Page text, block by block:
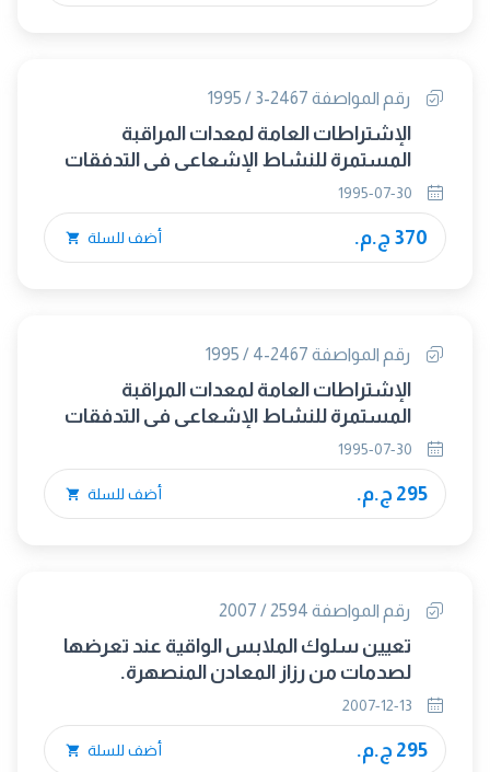
رقم المواصفة 2467-3 / 1995
الإشتراطات العامة لمعدات المراقبة
المستمرة للنشاط الإشعاعى فى التدفقات
الغازية - الجزء الثالث :- طرق إجراء الإختبارات.
370 ج.م. أضف للسلة
رقم المواصفة 2467-4 / 1995
الإشتراطات العامة لمعدات المراقبة
المستمرة للنشاط الإشعاعى فى التدفقات
الغازية - الجزء الرابع :- الوثائق.
295 ج.م. أضف للسلة
رقم المواصفة 2594 / 2007
تعيين سلوك الملابس الواقية عند تعرضها
لصدمات من رزاز المعادن المنصهرة.
295 ج.م. أضف للسلة